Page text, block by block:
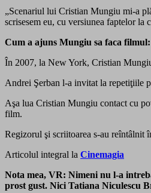
„Scenariul lui Cristian Mungiu mi-a
scrisesem eu, cu versiunea faptelor la
Cum a ajuns Mungiu sa faca filmul:
În 2007, la New York, Cristian
Andrei Şerban l-a invitat la repetiţiile
Aşa lua Cristian Mungiu contact cu
film.
Regizorul şi scriitoarea s-au reîntâlnit
Articolul integral la Cinemagia
Nota mea, VR: Nimeni nu l-a
prost gust. Nici Tatiana Niculescu